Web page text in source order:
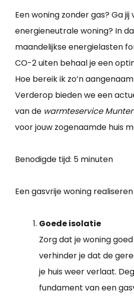
Een woning zonder gas? Ga jij
energieneutrale woning? In
maandelijkse energielasten
CO-2 uiten behaal je een
Hoe bereik ik zo’n
Verderop bieden we een
van de warmteservice
voor jouw zogenaamde huis
Benodigde tijd: 5 minuten
Een gasvrije woning realiseren
Goede isolatie
Zorg dat je woning
verhinder je dat de
je huis weer verlaat.
fundament van een